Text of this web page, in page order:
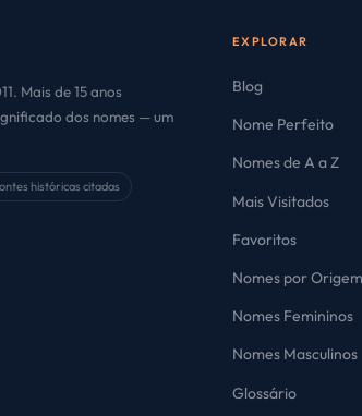
Mais de 15 anos
dos nomes — um
históricas citadas
EXPLORAR
Blog
Nome Perfeito
Nomes de A a Z
Mais Visitados
Favoritos
Nomes por Origem
Nomes Femininos
Nomes Masculinos
Glossário